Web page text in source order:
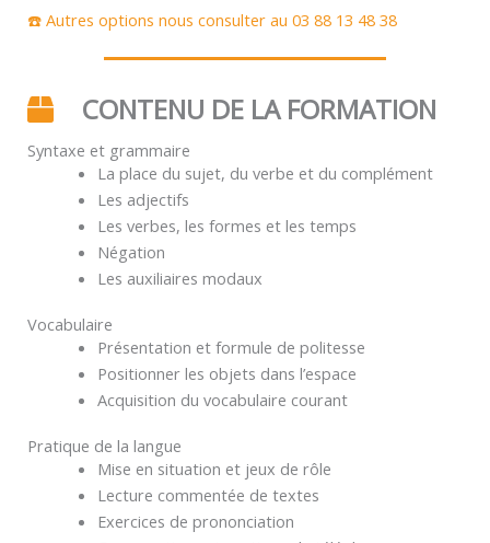
☎️ Autres options nous consulter au 03 88 13 48 38
CONTENU DE LA FORMATION
Syntaxe et grammaire
La place du sujet, du verbe et du complément
Les adjectifs
Les verbes, les formes et les temps
Négation
Les auxiliaires modaux
Vocabulaire
Présentation et formule de politesse
Positionner les objets dans l’espace
Acquisition du vocabulaire courant
Pratique de la langue
Mise en situation et jeux de rôle
Lecture commentée de textes
Exercices de prononciation